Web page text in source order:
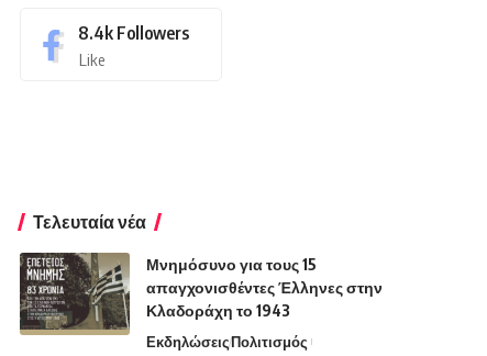
8.4k Followers
Like
Τελευταία νέα
Μνημόσυνο για τους 15
απαγχονισθέντες Έλληνες στην
Κλαδοράχη το 1943
ΕκδηλώσειςΠολιτισμός